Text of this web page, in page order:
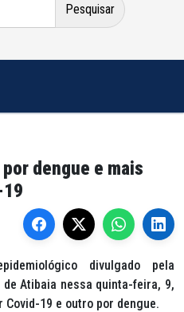
dengue e mais
divulgado pela
Atibaia nessa quinta-feira, 9,
19 e outro por dengue.